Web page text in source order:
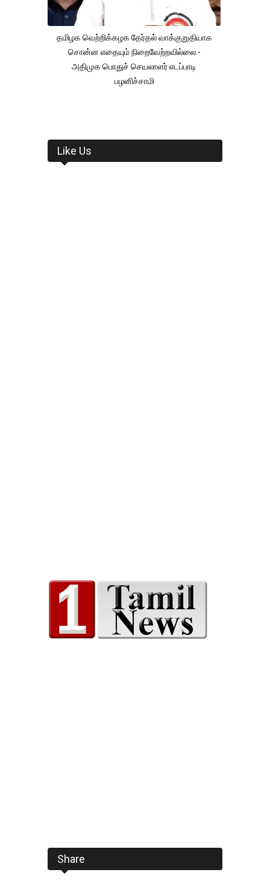
தமிழக வெற்றிக்கழக தேர்தல் வாக்குறுதியாக
சொன்ன எதையும் நிறைவேற்றவில்லை.-
அதிமுக பொதுச் செயலாளர் எடப்பாடி
பழனிச்சாமி
Like Us
Share